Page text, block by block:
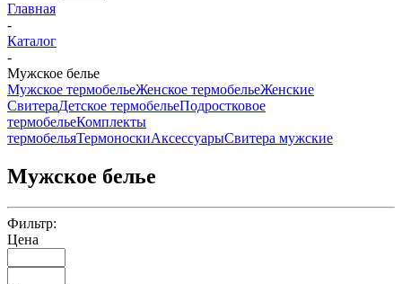
Главная
-
Каталог
-
Мужское белье
Мужское термобельеЖенское термобельеЖенские
СвитераДетское термобельеПодростковое
термобельеКомплекты
термобельяТермоноскиАксессуарыСвитера мужские
Мужское белье
Фильтр:
Цена